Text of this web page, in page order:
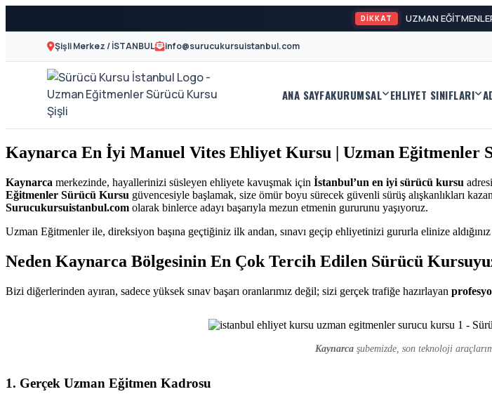
DİKKAT UZMAN
Şişli Merkez / İSTANBUL info@surucukursuistanbul.com
Sürücü
Kursu
İstanbul
-
Şişli
En
Kursu
A2
Motor
Ehliyeti
ve
Özel
Direksiyon
Dersi
ANA SAYFAKURUMSAL EHLIYET SINIFLARI
Kaynarca En İyi Manuel Vites Ehliyet Kursu | Uzman Eğitmenler
Kaynarca merkezinde, hayallerinizi süsleyen ehliyete kavuşmak için İstanbul’un en iyi sürücü kursu
Eğitmenler Sürücü Kursu güvencesiyle başlamak, size ömür boyu sürecek güvenli sürüş alışkanlıkları
Surucukursuistanbul.com olarak binlerce adayı başarıyla mezun etmenin gururunu yaşıyoruz.
Uzman Eğitmenler ile, direksiyon başına geçtiğiniz ilk andan, sınavı geçip ehliyetinizi gururla elinize aldığınız
Neden Kaynarca Bölgesinin En Çok Tercih Edilen Sürücü
Bizi diğerlerinden ayıran, sadece yüksek sınav başarı oranlarımız değil; sizi gerçek trafiğe hazırlayan
Kaynarca şubemizde, son teknoloji
1. Gerçek Uzman Eğitmen Kadrosu